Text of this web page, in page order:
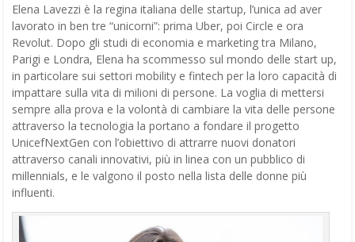
Elena Lavezzi è la regina italiana delle startup, l’unica ad aver
lavorato in ben tre “unicorni”: prima Uber, poi Circle e ora
Revolut. Dopo gli studi di economia e marketing tra Milano,
Parigi e Londra, Elena ha scommesso sul mondo delle start up,
in particolare sui settori mobility e fintech per la loro capacità di
impattare sulla vita di milioni di persone. La voglia di mettersi
sempre alla prova e la volontà di cambiare la vita delle persone
attraverso la tecnologia la portano a fondare il progetto
UnicefNextGen con l’obiettivo di attrarre nuovi donatori
attraverso canali innovativi, più in linea con un pubblico di
millennials, e le valgono il posto nella lista delle donne più
influenti.